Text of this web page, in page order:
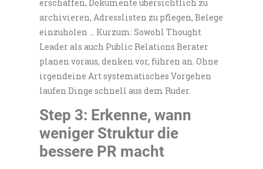
erschaffen, Dokumente übersichtlich zu
archivieren, Adresslisten zu pflegen, Belege
einzuholen … Kurzum: Sowohl Thought
Leader als auch Public Relations Berater
planen voraus, denken vor, führen an. Ohne
irgendeine Art systematisches Vorgehen
laufen Dinge schnell aus dem Ruder.
Step 3: Erkenne, wann
weniger Struktur die
bessere PR macht